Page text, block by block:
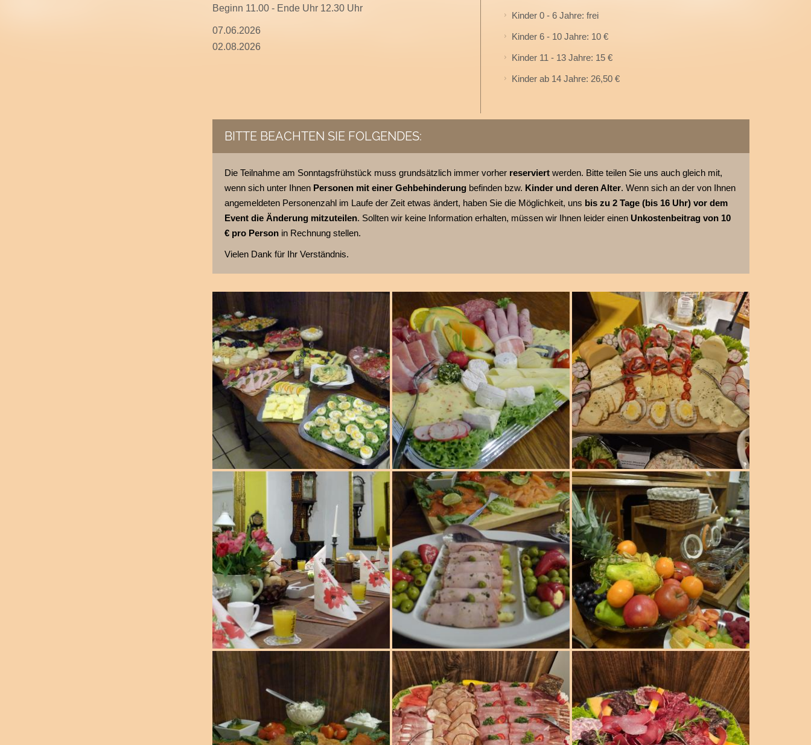
Beginn 11.00 - Ende Uhr 12.30 Uhr
07.06.2026
02.08.2026
Kinder 0 - 6 Jahre: frei
Kinder 6 - 10 Jahre: 10 €
Kinder 11 - 13 Jahre: 15 €
Kinder ab 14 Jahre: 26,50 €
BITTE BEACHTEN SIE FOLGENDES:
Die Teilnahme am Sonntagsfrühstück muss grundsätzlich immer vorher reserviert werden. Bitte teilen Sie uns auch gleich mit,
wenn sich unter Ihnen Personen mit einer Gehbehinderung befinden bzw. Kinder und deren Alter. Wenn sich an der von Ihnen
angemeldeten Personenzahl im Laufe der Zeit etwas ändert, haben Sie die Möglichkeit, uns bis zu 2 Tage (bis 16 Uhr) vor dem
Event die Änderung mitzuteilen. Sollten wir keine Information erhalten, müssen wir Ihnen leider einen Unkostenbeitrag von 10
€ pro Person in Rechnung stellen.
Vielen Dank für Ihr Verständnis.